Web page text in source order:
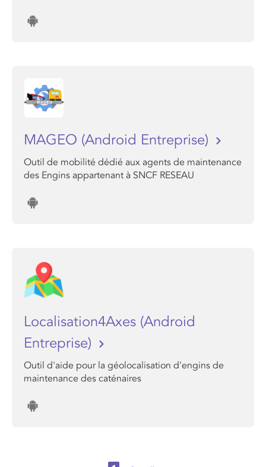
MAGEO (Android Entreprise)
Outil de mobilité dédié aux agents de maintenance
des Engins appartenant à SNCF RESEAU
Localisation4Axes (Android
Entreprise)
Outil d'aide pour la géolocalisation d'engins de
maintenance des caténaires